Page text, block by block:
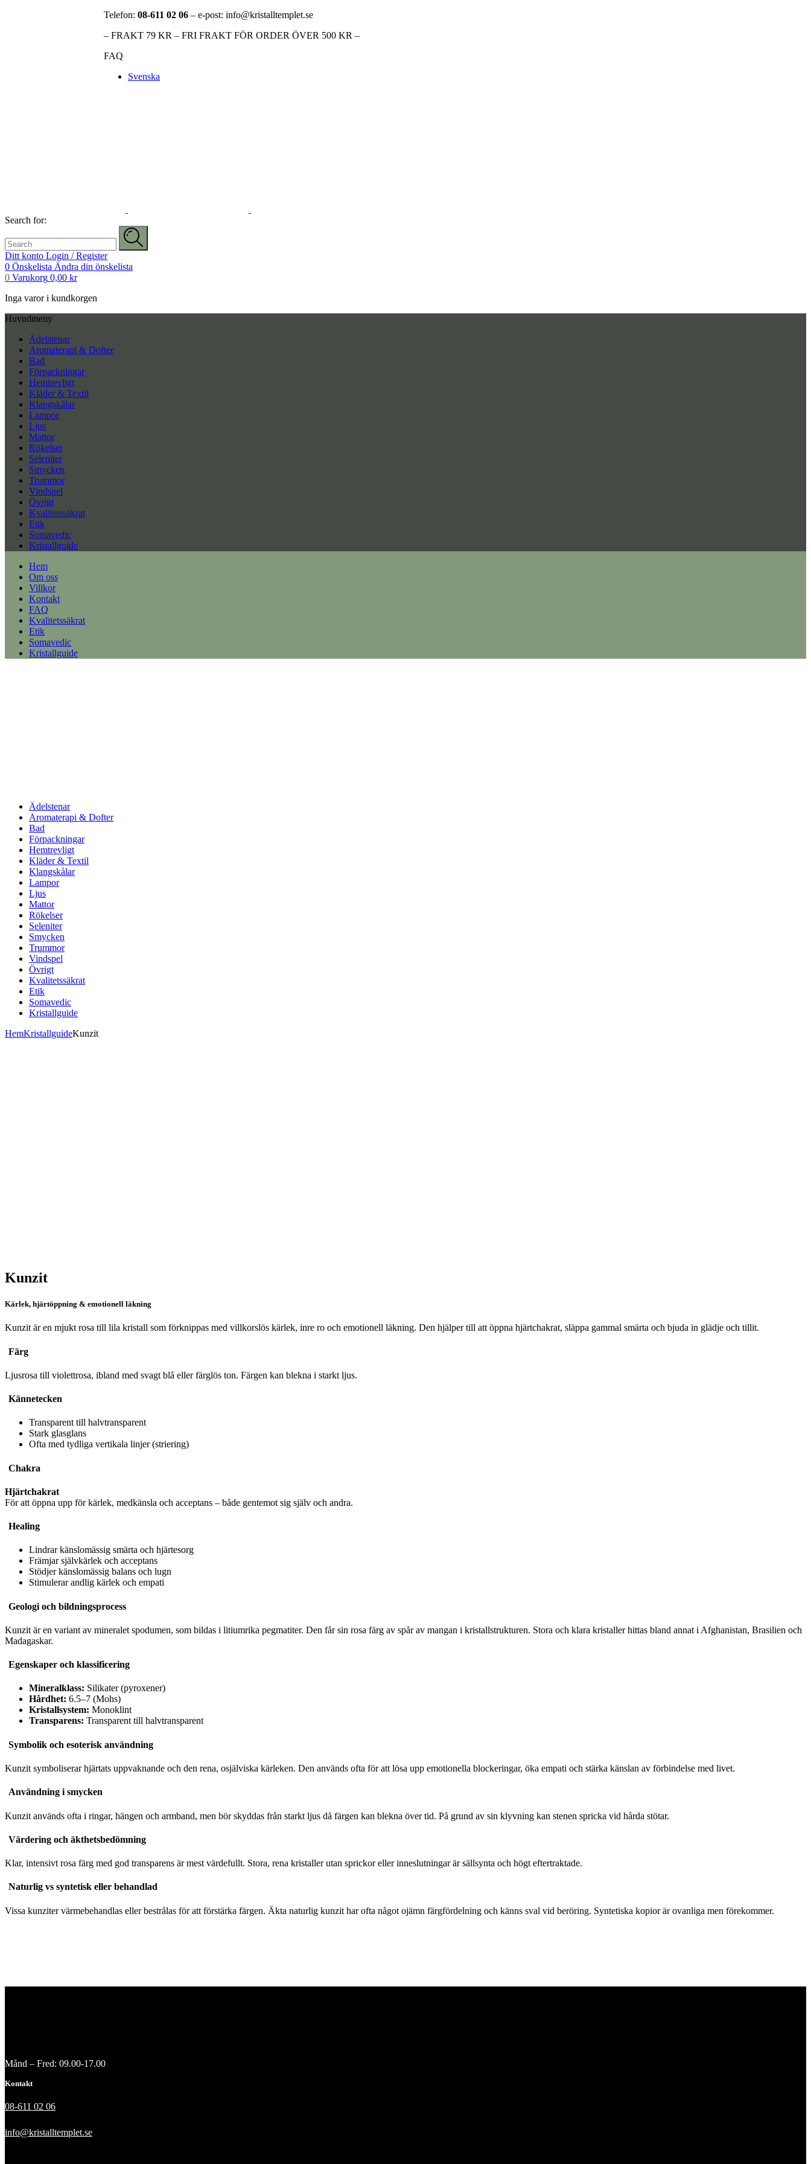
Telefon: 08-611 02 06 – e-post: info@kristalltemplet.se
– FRAKT 79 KR – FRI FRAKT FÖR ORDER ÖVER 500 KR –
FAQ
Svenska
Search for:
Ditt konto Login / Register
0 Önskelista Ändra din önskelista
0 Varukorg 0,00 kr
Inga varor i kundkorgen
Huvudmeny
Ädelstenar
Aromaterapi & Dofter
Bad
Förpackningar
Hemtrevligt
Kläder & Textil
Klangskålar
Lampor
Ljus
Mattor
Rökelser
Seleniter
Smycken
Trummor
Vindspel
Övrigt
Kvalitetssäkrat
Etik
Somavedic
Kristallguide
Hem
Om oss
Villkor
Kontakt
FAQ
Kvalitetssäkrat
Etik
Somavedic
Kristallguide
Ädelstenar
Aromaterapi & Dofter
Bad
Förpackningar
Hemtrevligt
Kläder & Textil
Klangskålar
Lampor
Ljus
Mattor
Rökelser
Seleniter
Smycken
Trummor
Vindspel
Övrigt
Kvalitetssäkrat
Etik
Somavedic
Kristallguide
HemKristallguideKunzit
Kunzit
Kärlek, hjärtöppning & emotionell läkning
Kunzit är en mjukt rosa till lila kristall som förknippas med villkorslös kärlek, inre ro och emotionell läkning. Den hjälper till att öppna hjärtchakrat, släppa gammal smärta och bjuda in glädje och tillit.
Färg
Ljusrosa till violettrosa, ibland med svagt blå eller färglös ton. Färgen kan blekna i starkt ljus.
Kännetecken
Transparent till halvtransparent
Stark glasglans
Ofta med tydliga vertikala linjer (striering)
Chakra
Hjärtchakrat
För att öppna upp för kärlek, medkänsla och acceptans – både gentemot sig själv och andra.
Healing
Lindrar känslomässig smärta och hjärtesorg
Främjar självkärlek och acceptans
Stödjer känslomässig balans och lugn
Stimulerar andlig kärlek och empati
Geologi och bildningsprocess
Kunzit är en variant av mineralet spodumen, som bildas i litiumrika pegmatiter. Den får sin rosa färg av spår av mangan i kristallstrukturen. Stora och klara kristaller hittas bland annat i Afghanistan, Brasilien och
Madagaskar.
Egenskaper och klassificering
Mineralklass: Silikater (pyroxener)
Hårdhet: 6.5–7 (Mohs)
Kristallsystem: Monoklint
Transparens: Transparent till halvtransparent
Symbolik och esoterisk användning
Kunzit symboliserar hjärtats uppvaknande och den rena, osjälviska kärleken. Den används ofta för att lösa upp emotionella blockeringar, öka empati och stärka känslan av förbindelse med livet.
Användning i smycken
Kunzit används ofta i ringar, hängen och armband, men bör skyddas från starkt ljus då färgen kan blekna över tid. På grund av sin klyvning kan stenen spricka vid hårda stötar.
Värdering och äkthetsbedömning
Klar, intensivt rosa färg med god transparens är mest värdefullt. Stora, rena kristaller utan sprickor eller inneslutningar är sällsynta och högt eftertraktade.
Naturlig vs syntetisk eller behandlad
Vissa kunziter värmebehandlas eller bestrålas för att förstärka färgen. Äkta naturlig kunzit har ofta något ojämn färgfördelning och känns sval vid beröring. Syntetiska kopior är ovanliga men förekommer.
Månd – Fred: 09.00-17.00
Kontakt
08-611 02 06
info@kristalltemplet.se